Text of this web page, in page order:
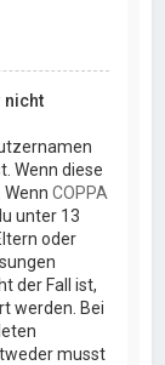
nicht
Wenn diese
WennCOPPA
unter 13
oder
der Fall ist,
werden. Bei
musst